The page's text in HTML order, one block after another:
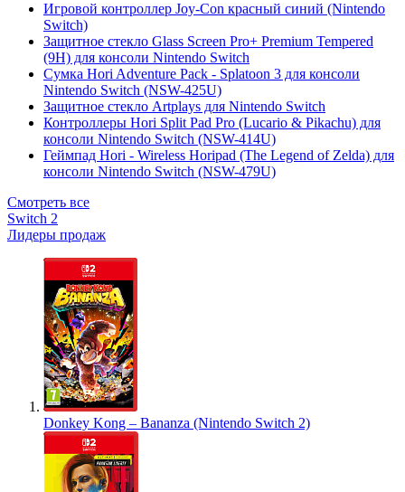
Игровой контроллер Joy-Con красный синий (Nintendo
Switch)
Защитное стекло Glass Screen Pro+ Premium Tempered
(9H) для консоли Nintendo Switch
Сумка Hori Adventure Pack - Splatoon 3 для консоли
Nintendo Switch (NSW-425U)
Защитное стекло Artplays для Nintendo Switch
Контроллеры Hori Split Pad Pro (Lucario & Pikachu) для
консоли Nintendo Switch (NSW-414U)
Геймпад Hori - Wireless Horipad (The Legend of Zelda) для
консоли Nintendo Switch (NSW-479U)
Смотреть все
Switch 2
Лидеры продаж
Donkey Kong – Bananza (Nintendo Switch 2)